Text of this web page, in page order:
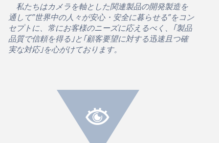
私たちはカメラを軸とした関連製品の開発製造を
通して”世界中の人々が安心・安全に暮らせる”をコン
セプトに、常にお客様のニーズに応えるべく、｢製品
品質で信頼を得る｣と｢顧客要望に対する迅速且つ確
実な対応｣を心がけております。